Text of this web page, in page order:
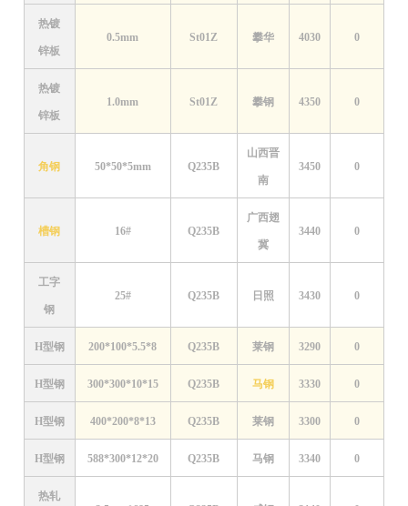
热镀
锌板
0.5mm St01Z 攀华 4030 0
热镀
锌板
1.0mm St01Z 攀钢 4350 0
角钢 50*50*5mm Q235B
山西晋
南
3450 0
槽钢 16# Q235B
广西翅
冀
3440 0
工字
钢
25# Q235B 日照 3430 0
H型钢 200*100*5.5*8 Q235B 莱钢 3290 0
H型钢 300*300*10*15 Q235B 马钢 3330 0
H型钢 400*200*8*13 Q235B 莱钢 3300 0
H型钢 588*300*12*20 Q235B 马钢 3340 0
热轧